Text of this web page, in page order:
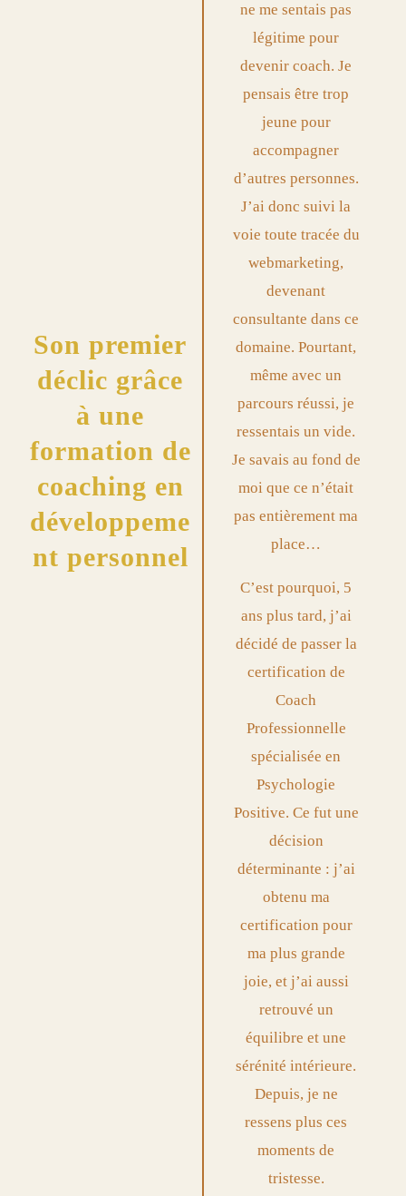
Son premier
déclic grâce
à une
formation de
coaching en
développeme
nt personnel
ne me sentais pas
légitime pour
devenir coach. Je
pensais être trop
jeune pour
accompagner
d’autres personnes.
J’ai donc suivi la
voie toute tracée du
webmarketing,
devenant
consultante dans ce
domaine. Pourtant,
même avec un
parcours réussi, je
ressentais un vide.
Je savais au fond de
moi que ce n’était
pas entièrement ma
place…
C’est pourquoi, 5
ans plus tard, j’ai
décidé de passer la
certification de
Coach
Professionnelle
spécialisée en
Psychologie
Positive. Ce fut une
décision
déterminante : j’ai
obtenu ma
certification pour
ma plus grande
joie, et j’ai aussi
retrouvé un
équilibre et une
sérénité intérieure.
Depuis, je ne
ressens plus ces
moments de
tristesse.